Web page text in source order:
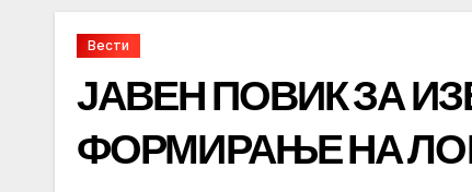
Вести
ЈАВЕН ПОВИК ЗА
ФОРМИРАЊЕ НА